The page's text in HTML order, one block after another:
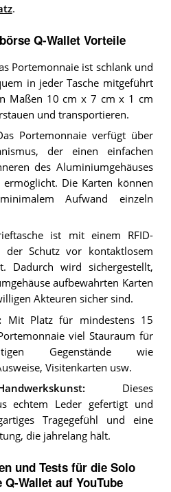
.
Q-Wallet Vorteile
Portemonnaie ist schlank und
in jeder Tasche mitgeführt
Maßen 10 cm x 7 cm x 1 cm
und transportieren.
Portemonnaie verfügt über
der einen einfachen
des Aluminiumgehäuses
Die Karten können
Aufwand einzeln
ist mit einem RFID-
der Schutz vor kontaktlosem
Dadurch wird sichergestellt,
aufbewahrten Karten
Akteuren sicher sind.
: Mit Platz für mindestens 15
viel Stauraum für
Gegenstände wie
Visitenkarten usw.
: Dieses
echtem Leder gefertigt und
Tragegefühl und eine
die jahrelang hält.
und Tests für die Solo
Wallet auf YouTube